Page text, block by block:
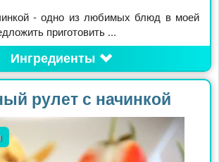
- одно из любимых блюд в моей
приготовить ...
Ингредиенты
рулет с начинкой